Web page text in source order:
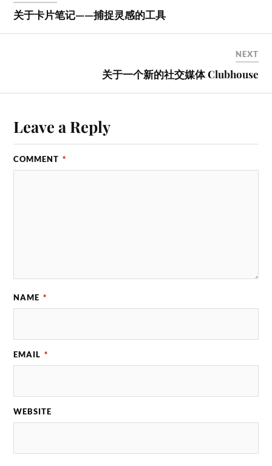
关于卡片笔记——捕捉灵感的工具
NEXT
关于一个新的社交媒体 Clubhouse
Leave a Reply
COMMENT *
NAME *
EMAIL *
WEBSITE